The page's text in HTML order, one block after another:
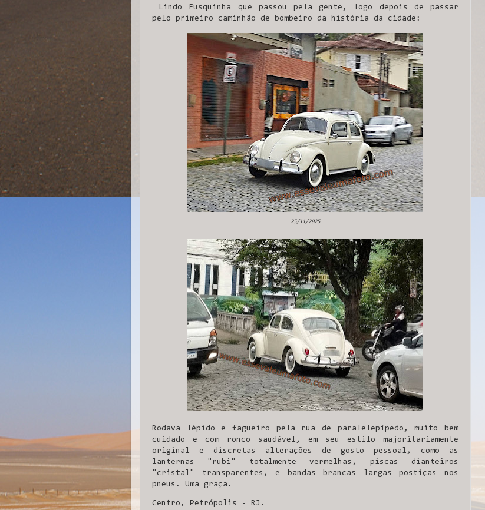
Lindo Fusquinha que passou pela gente, logo depois de passar
pelo primeiro caminhão de bombeiro da história da cidade:
25/11/2025
Rodava lépido e fagueiro pela rua de paralelepípedo, muito bem
cuidado e com ronco saudável, em seu estilo majoritariamente
original e discretas alterações de gosto pessoal, como as
lanternas "rubi" totalmente vermelhas, piscas dianteiros
"cristal" transparentes, e bandas brancas largas postiças nos
pneus. Uma graça.
Centro, Petrópolis - RJ.